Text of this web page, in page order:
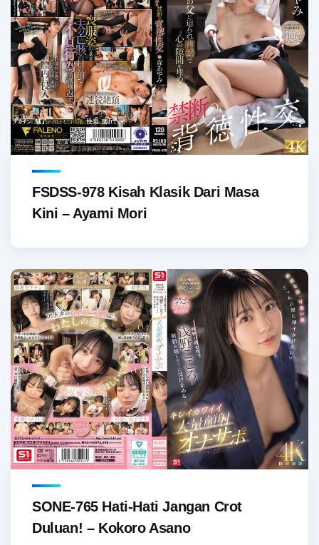
FSDSS-978 Kisah Klasik Dari Masa
Kini – Ayami Mori
SONE-765 Hati-Hati Jangan Crot
Duluan! – Kokoro Asano